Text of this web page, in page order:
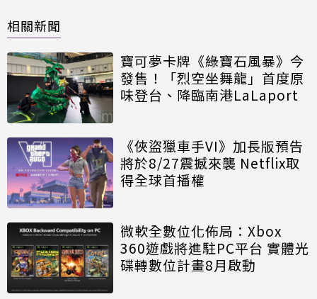
相關新聞
寶可夢卡牌《綠寶石風暴》今
發售！「烈空坐舞龍」首度原
味登台、降臨南港LaLaport
《俠盜獵車手VI》加長版預告
將於8/27震撼來襲 Netflix取
得全球首播權
微軟全數位化佈局：Xbox
360遊戲將進駐PC平台 實體光
碟轉數位計畫8月啟動